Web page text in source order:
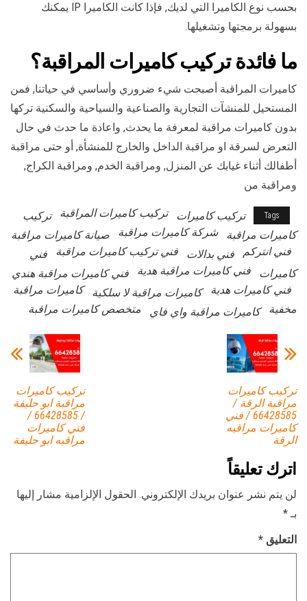
بحسب نوع الكاميرا التي لديك, فإذا كانت الكاميرا IP يمكنك
بسهولة برمجتها وتشغيلها.
ما فائدة تركيب كاميرات المراقبة؟
كاميرات المراقبة أصبحت شيء ضروري وأساسي في حياتنا, فمن
المستحيل للمنشآت التجارية والصناعية والسياحية والسكنية تركها
بدون كاميرات مراقبة لمعرفة ما يحدث, واعادة ما حدث في حال
التعرض لسرقة او مراقبة الداخل والخارج للمنشأة, أو حتى مراقبة
أطفالك أثناء غيابك عن المنزل, ومراقبة الخدم, ومراقبة الكراج,
ومراقبة من
Tags تركيب كاميرات تركيب كاميرات المراقبة
تركيب
كاميرات مراقبة
شركة كاميرات مراقبة
صيانة كاميرات مراقبة
فني انتركم
فني بدالات فني تركيب كاميرات مراقبة
فني
كاميرات
فني كاميرات مراقبة هدية
فني كاميرات مراقبة هندي
فني كاميرات هدية
كاميرات مراقبة لا سلكية
كاميرات مراقبة
مخفية
كاميرات مراقبة واي فاي متخصص كاميرات مراقبة
تركيب كاميرات
مراقبة ابو حليفة
/ 66428585 /
فني كاميرات
مراقبه ابو حليفة
تركيب كاميرات
مراقبة الرقة /
66428585 / فني
كاميرات مراقبه
الرقة
اترك تعليقاً
لن يتم نشر عنوان بريدك الإلكتروني. الحقول الإلزامية مشار إليها
بـ *
التعليق *